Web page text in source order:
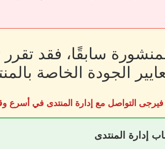
سابقًا، فقد
الجودة الخاصة
فيرجى التواصل مع إدارة المنتدى في
إدارة المنتدى